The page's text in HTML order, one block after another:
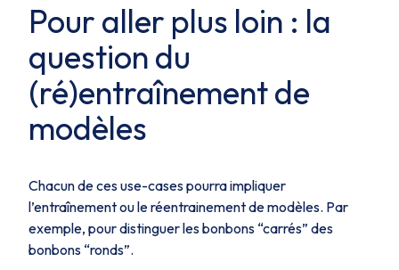
Pour aller plus loin : la
question du
(ré)entraînement de
modèles
Chacun de ces use-cases pourra impliquer
l’entraînement ou le réentrainement de modèles. Par
exemple, pour distinguer les bonbons “carrés” des
bonbons “ronds”.